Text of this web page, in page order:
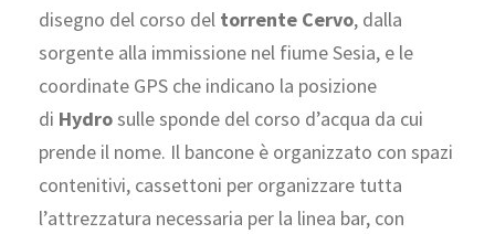
disegno del corso del torrente Cervo, dalla
sorgente alla immissione nel fiume Sesia, e le
coordinate GPS che indicano la posizione
di Hydrosulle sponde del corso d’acqua da cui
prende il nome. Il bancone è organizzato con spazi
contenitivi, cassettoni per organizzare tutta
l’attrezzatura necessaria per la linea bar, con